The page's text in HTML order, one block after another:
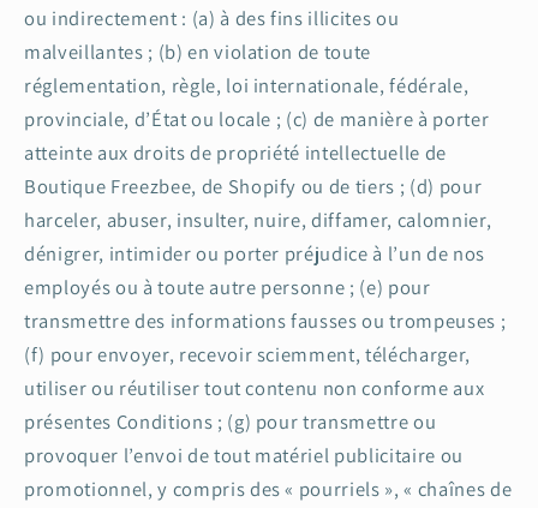
ou indirectement : (a) à des fins illicites ou
malveillantes ; (b) en violation de toute
réglementation, règle, loi internationale, fédérale,
provinciale, d’État ou locale ; (c) de manière à porter
atteinte aux droits de propriété intellectuelle de
Boutique Freezbee, de Shopify ou de tiers ; (d) pour
harceler, abuser, insulter, nuire, diffamer, calomnier,
dénigrer, intimider ou porter préjudice à l’un de nos
employés ou à toute autre personne ; (e) pour
transmettre des informations fausses ou trompeuses ;
(f) pour envoyer, recevoir sciemment, télécharger,
utiliser ou réutiliser tout contenu non conforme aux
présentes Conditions ; (g) pour transmettre ou
provoquer l’envoi de tout matériel publicitaire ou
promotionnel, y compris des « pourriels », « chaînes de